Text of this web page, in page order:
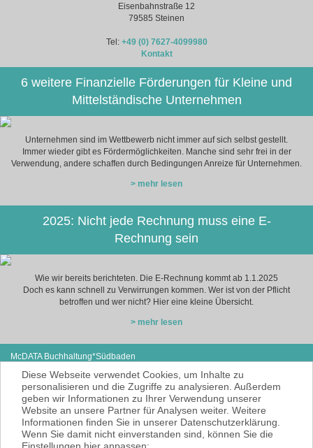
Eisenbahnstraße 12
79585 Steinen
Tel: +49 (0) 7627-4099980
Kontakt
6 weitere Finanzielle Förderungen für Kleine und
Mittelständische Unternehmen
Unternehmen sind im Wettbewerb nicht immer auf sich selbst gestellt.
Immer wieder gibt es Fördermöglichkeiten. Manche sind sehr frei in der
Verwendung, andere schaffen durch Bedingungen Anreize für Unternehmen.
> mehr lesen
2025: Nicht jede Rechnung muss eine E-
Rechnung sein
Wie wir bereits berichteten. Die E-Rechnung kommt ab 1.1.2025
Doch es kann schnell zu Verwirrungen kommen. Wer ist von der Pflicht
betroffen und wer nicht? Hier eine kleine Übersicht.
> mehr lesen
McDATA Buchhaltung*Südbaden
79585 Steinen
E-Mail: noe@mcdata.de
McDATA ist eine sehr gute Alternative zu
Ihrem Steuerberater zur Erbringung der
laufenden Finanz- und Lohnbuchhaltung*.
* = Erbracht werden nur Dienstleistungen
Diese Webseite verwendet Cookies, um Inhalte zu
personalisieren und die Zugriffe zu analysieren. Außerdem
geben wir Informationen zu Ihrer Verwendung unserer
Website an unsere Partner für Analysen weiter. Weitere
Informationen finden Sie in unserer Datenschutzerklärung.
Wenn Sie damit nicht einverstanden sind, können Sie die